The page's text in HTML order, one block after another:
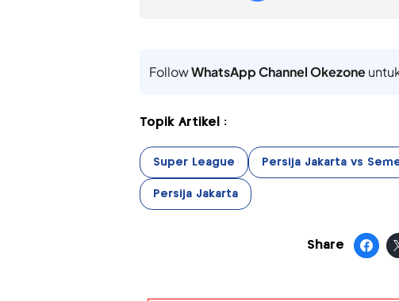
FollowWhatsApp Channel Okezone
Topik Artikel :
Super League Persija Jakarta vs
Persija Jakarta
Share